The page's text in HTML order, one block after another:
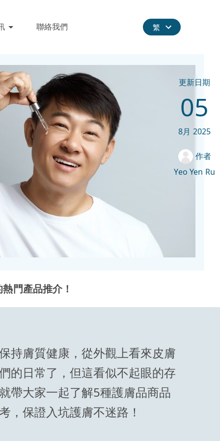
更新日期
05
8月 2025
作者
Yeo Yen Ru
聯絡我們 繁
門產品推介！
持膚質健康，從外觀上看來皮膚
的日常了，但這看似不起眼的存
帶大家一起了解5種護膚品商品
，保證入坑護膚不迷路！